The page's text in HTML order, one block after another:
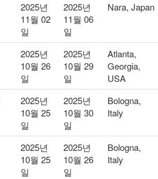
2025년
11월 02
일
2025년
11월 06
일
Nara, Japan
2025년
10월 26
일
2025년
10월 29
일
Atlanta,
Georgia,
USA
2025년
10월 25
일
2025년
10월 30
일
Bologna,
Italy
2025년
10월 25
일
2025년
10월 26
일
Bologna,
Italy